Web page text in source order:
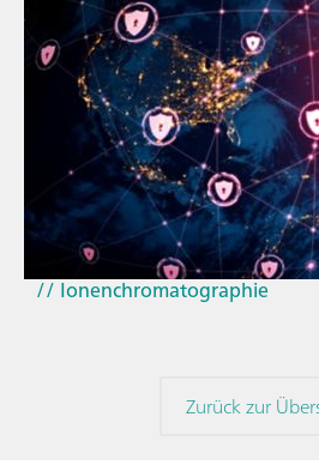
// Blogartikel
// Nahinfrarot-Spektroskopie
(NIRS)
// Ionenchromatographie
Zurück zur